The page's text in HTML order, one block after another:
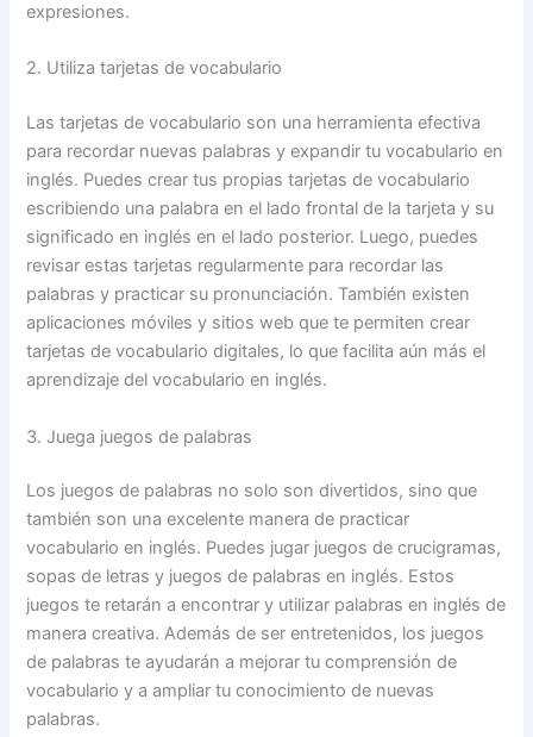
expresiones.
2. Utiliza tarjetas de vocabulario
Las tarjetas de vocabulario son una herramienta efectiva
para recordar nuevas palabras y expandir tu vocabulario en
inglés. Puedes crear tus propias tarjetas de vocabulario
escribiendo una palabra en el lado frontal de la tarjeta y su
significado en inglés en el lado posterior. Luego, puedes
revisar estas tarjetas regularmente para recordar las
palabras y practicar su pronunciación. También existen
aplicaciones móviles y sitios web que te permiten crear
tarjetas de vocabulario digitales, lo que facilita aún más el
aprendizaje del vocabulario en inglés.
3. Juega juegos de palabras
Los juegos de palabras no solo son divertidos, sino que
también son una excelente manera de practicar
vocabulario en inglés. Puedes jugar juegos de crucigramas,
sopas de letras y juegos de palabras en inglés. Estos
juegos te retarán a encontrar y utilizar palabras en inglés de
manera creativa. Además de ser entretenidos, los juegos
de palabras te ayudarán a mejorar tu comprensión de
vocabulario y a ampliar tu conocimiento de nuevas
palabras.